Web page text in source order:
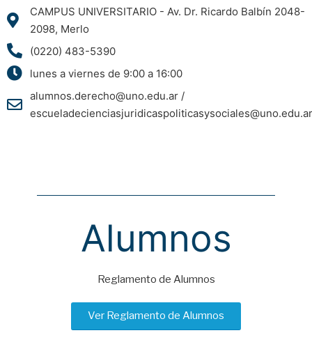
CAMPUS UNIVERSITARIO - Av. Dr. Ricardo Balbín 2048-
2098, Merlo
(0220) 483-5390
lunes a viernes de 9:00 a 16:00
alumnos.derecho@uno.edu.ar /
escueladecienciasjuridicaspoliticasysociales@uno.edu.ar
Alumnos
Reglamento de Alumnos
Ver Reglamento de Alumnos